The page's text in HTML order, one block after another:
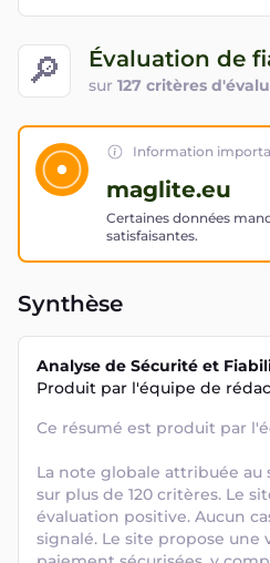
🔎 Évaluation de
sur 127 critères
Information
maglite.eu
Certaines données
satisfaisantes.
Synthèse
Analyse de Sécurité et
Produit par l'équipe de
Ce résumé est produit par
La note globale attribuée au
sur plus de 120 critères. Le
évaluation positive. Aucun
signalé. Le site propose